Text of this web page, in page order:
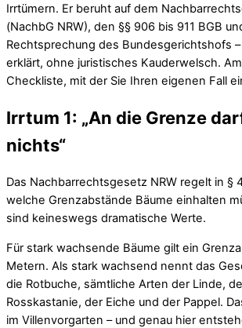
Irrtümern. Er beruht auf dem
(NachbG NRW), den §§ 906 bis 911 BGB
Rechtsprechung des Bundesgerichtshofs
erklärt, ohne juristisches Kauderwelsch.
Checkliste, mit der Sie Ihren eigenen Fall
Irrtum 1: „An die Grenze
nichts“
Das Nachbarrechtsgesetz NRW regelt in §
welche Grenzabstände Bäume einhalten
sind keineswegs dramatische Werte.
Für stark wachsende Bäume gilt ein
Metern. Als stark wachsend nennt das
die Rotbuche, sämtliche Arten der Linde,
Rosskastanie, der Eiche und der Pappel.
im Villenvorgarten – und genau hier